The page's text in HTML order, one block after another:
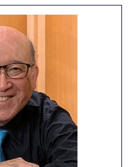
楽と美術の深い関連性に着目
贋問題の解決方法を模索して
います。その際、絵画などの
真贋問題を解決する手法との
類似点にも焦点を当てていま
す。
りします。これまで多くの方
今回が最終回です。